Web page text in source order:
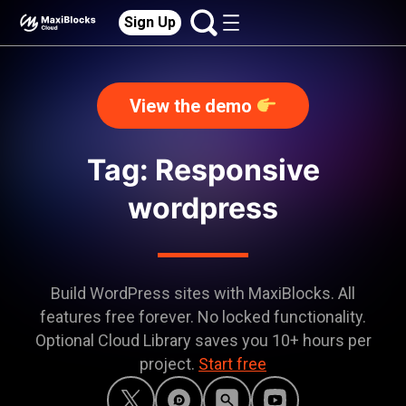
Sign Up
View the demo
Tag: Responsive
wordpress
Build WordPress sites with MaxiBlocks. All
features free forever. No locked functionality.
Optional Cloud Library saves you 10+ hours per
project. Start free